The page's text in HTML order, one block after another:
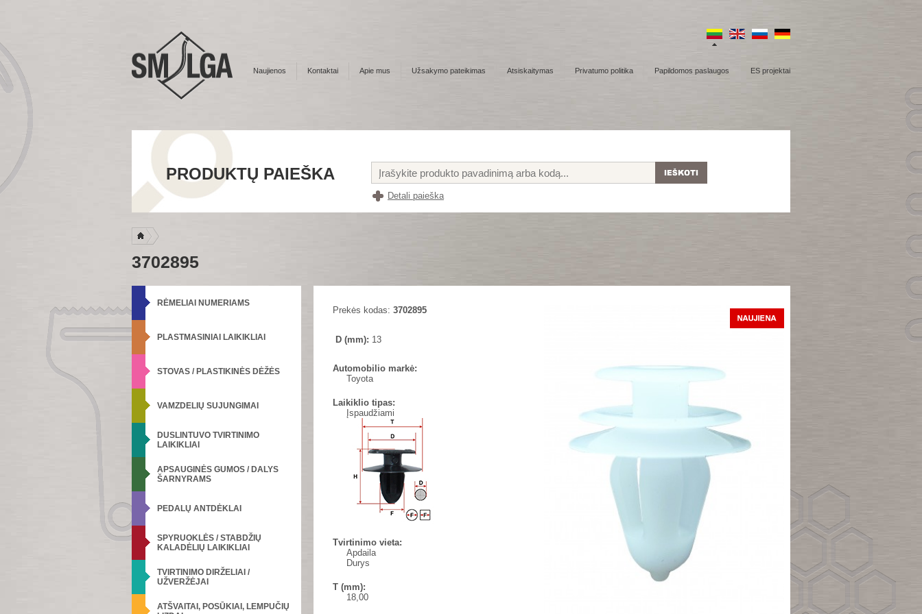
ES projektai
Papildomos paslaugos
Privatumo politika
Atsiskaitymas
Užsakymo pateikimas
Apie mus
Kontaktai
Naujienos
PRODUKTŲ PAIEŠKA
Detali paieška
3702895
RĖMELIAI NUMERIAMS
PLASTMASINIAI LAIKIKLIAI
STOVAS / PLASTIKINĖS DĖŽĖS
VAMZDELIŲ SUJUNGIMAI
DUSLINTUVO TVIRTINIMO
LAIKIKLIAI
APSAUGINĖS GUMOS / DALYS
ŠARNYRAMS
PEDALŲ ANTDĖKLAI
SPYRUOKLĖS / STABDŽIŲ
KALADĖLIŲ LAIKIKLIAI
TVIRTINIMO DIRŽELIAI /
UŽVERŽĖJAI
ATŠVAITAI, POSŪKIAI, LEMPUČIŲ
Prekės kodas: 3702895
D (mm): 13
Automobilio markė:
Toyota
Laikiklio tipas:
Įspaudžiami
Tvirtinimo vieta:
Apdaila
Durys
T (mm):
18,00